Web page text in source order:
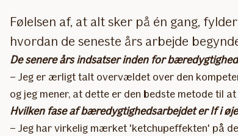
Følelsen af, at alt sker på én gang,
hvordan de seneste års arbejde
De senere års indsatser inden for
– Jeg er ærligt talt overvældet over den
og jeg mener, at dette er den bedste metode til
Hvilken fase af bæredygtighedsarbejdet er If i
– Jeg har virkelig mærket 'ketchupeffekten' på